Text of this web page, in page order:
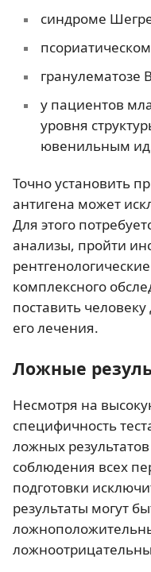
синдроме
гранулематозе
у пациентов
уровня
ювенильным
Точно установить
антигена может
Для этого
анализы, пройти
комплексного
поставить
его лечения.
Ложные
Несмотря на
специфичность
ложных
соблюдения всех
подготовки
результаты могут